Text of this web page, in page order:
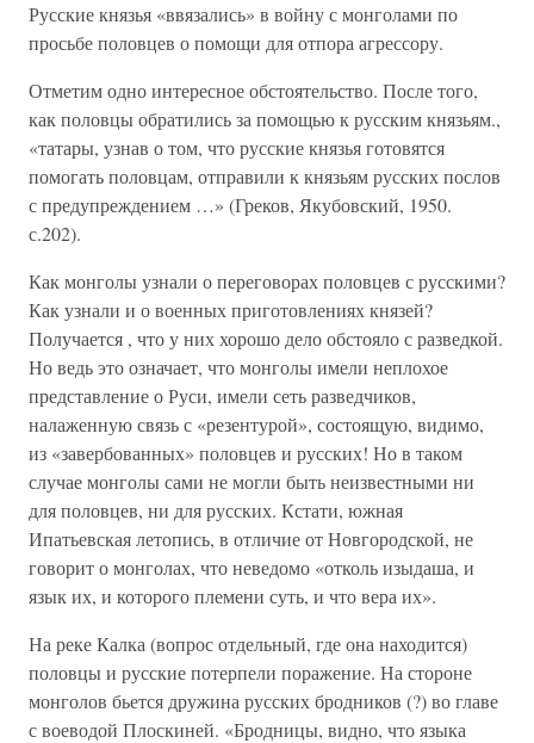
Русские князья «ввязались» в войну с монголами по
просьбе половцев о помощи для отпора агрессору.
Отметим одно интересное обстоятельство. После того,
как половцы обратились за помощью к русским князьям.,
«татары, узнав о том, что русские князья готовятся
помогать половцам, отправили к князьям русских послов
с предупреждением …» (Греков, Якубовский, 1950.
с.202).
Как монголы узнали о переговорах половцев с русскими?
Как узнали и о военных приготовлениях князей?
Получается , что у них хорошо дело обстояло с разведкой.
Но ведь это означает, что монголы имели неплохое
представление о Руси, имели сеть разведчиков,
налаженную связь с «резентурой», состоящую, видимо,
из «завербованных» половцев и русских! Но в таком
случае монголы сами не могли быть неизвестными ни
для половцев, ни для русских. Кстати, южная
Ипатьевская летопись, в отличие от Новгородской, не
говорит о монголах, что неведомо «отколь изыдаша, и
язык их, и которого племени суть, и что вера их».
На реке Калка (вопрос отдельный, где она находится)
половцы и русские потерпели поражение. На стороне
монголов бьется дружина русских бродников (?) во главе
с воеводой Плоскиней. «Бродницы, видно, что языка